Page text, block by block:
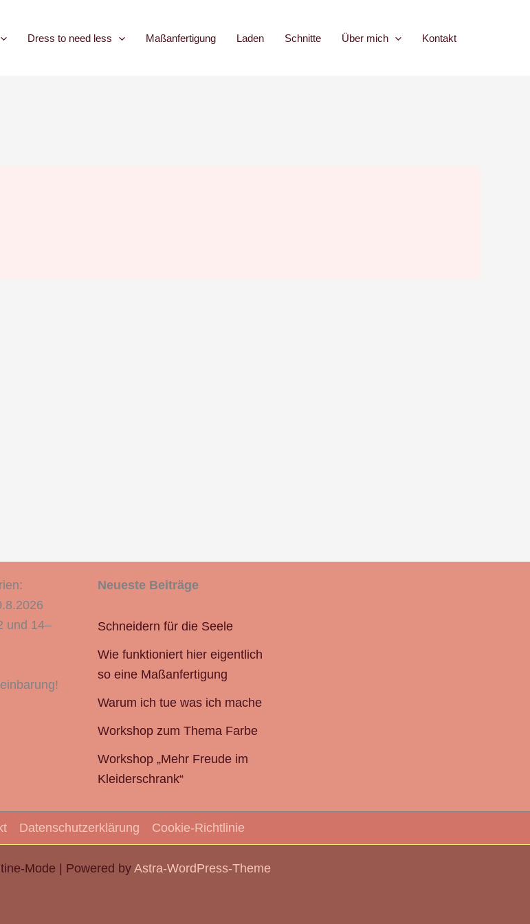
Dress to need less Maßanfertigung Laden Schnitte Über mich Kontakt
und 14–
Neueste Beiträge
Schneidern für die Seele
Wie funktioniert hier eigentlich
so eine Maßanfertigung
Warum ich tue was ich mache
Workshop zum Thema Farbe
Workshop „Mehr Freude im
Kleiderschrank“
Datenschutzerklärung Cookie-Richtlinie
Mode | Powered by Astra-WordPress-Theme